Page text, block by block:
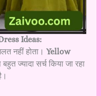
Ideas:
नहीं होता। Yellow
ज्यादा सर्च किया जा रहा